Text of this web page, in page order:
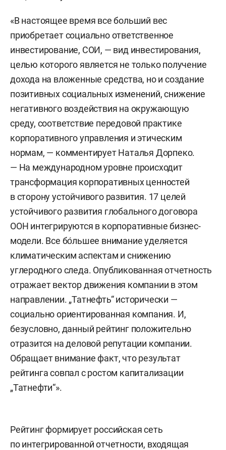
«В настоящее время все больший вес
приобретает социально ответственное
инвестирование, СОИ, — вид инвестирования,
целью которого является не только получение
дохода на вложенные средства, но и создание
позитивных социальных изменений, снижение
негативного воздействия на окружающую
среду, соответствие передовой практике
корпоративного управления и этическим
нормам, — комментирует Наталья Дорпеко.
— На международном уровне происходит
трансформация корпоративных ценностей
в сторону устойчивого развития. 17 целей
устойчивого развития глобального договора
ООН интегрируются в корпоративные бизнес-
модели. Все бо́льшее внимание уделяется
климатическим аспектам и снижению
углеродного следа. Опубликованная отчетность
отражает вектор движения компании в этом
направлении. „Татнефть“ исторически —
социально ориентированная компания. И,
безусловно, данный рейтинг положительно
отразится на деловой репутации компании.
Обращает внимание факт, что результат
рейтинга совпал с ростом капитализации
„Татнефти“».
Рейтинг формирует российская сеть
по интегрированной отчетности, входящая